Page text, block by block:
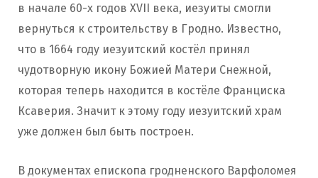
в начале 60-х годов XVII века, иезуиты смогли
вернуться к строительству в Гродно. Известно,
что в 1664 году иезуитский костёл принял
чудотворную икону Божией Матери Снежной,
которая теперь находится в костёле Франциска
Ксаверия. Значит к этому году иезуитский храм
уже должен был быть построен.
В документах епископа гродненского Варфоломея